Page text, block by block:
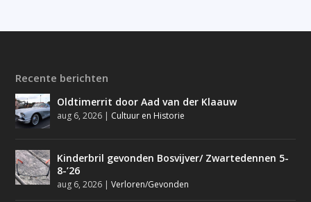
Recente berichten
Oldtimerrit door Aad van der Klaauw
aug 6, 2026 | Cultuur en Historie
Kinderbril gevonden Bosvijver/ Zwartedennen 5-
8-’26
aug 6, 2026 |Verloren/Gevonden